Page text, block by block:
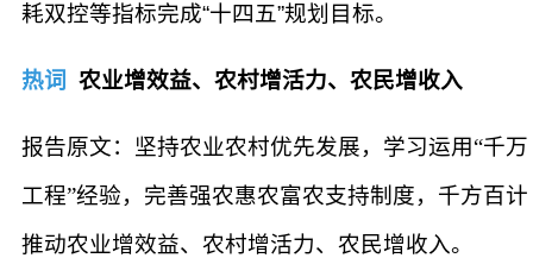
耗双控等指标完成“十四五”规划目标。
热词 农业增效益、农村增活力、农民增收入
报告原文：坚持农业农村优先发展，学习运用“千万
工程”经验，完善强农惠农富农支持制度，千方百计
推动农业增效益、农村增活力、农民增收入。